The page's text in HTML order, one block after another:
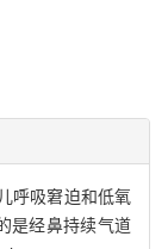
呼吸窘迫和低氧
是经鼻持续气道